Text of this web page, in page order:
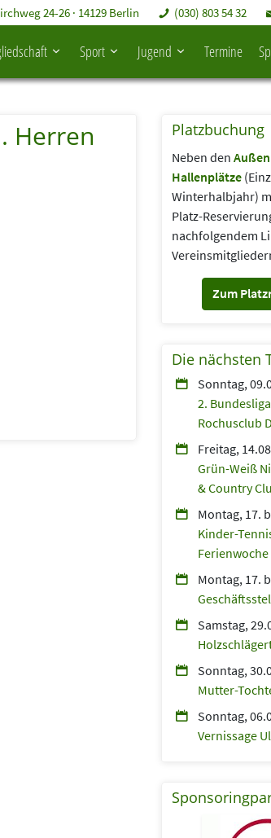
24-26 · 14129 Berlin (030) 803 54 32
Sport Jugend Termine
Herren
Platzbuchung
Neben den
Hallenplätze
Winterhalbjahr)
Platz-
nachfolgendem
Zum
Die nächsten
Sonntag,
2.
Rochusclub
Freitag,
Grün-Weiß
& Country
Montag, 17.
Kinder-
Montag, 17.
Samstag,
Sonntag,
Mutter-
Sonntag,
Vernissage